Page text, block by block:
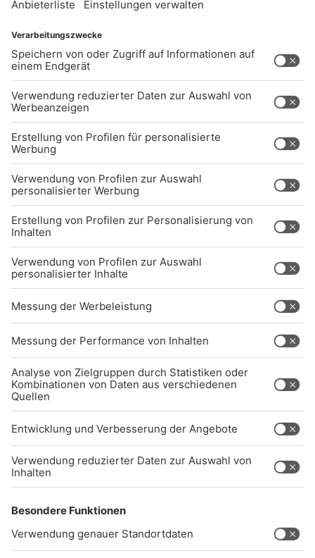
Tipp 27: Biologische
Kaffeekapseln
Pro Jahr fallen weltweit 8000 Tonnen Müll allein
Nespresso versuchen schon möglichst viel
Alukapsel zu recyclen - da werden zum Beispiel
Motorblöcke, Fensterrahmen und Fahrräder
gemacht, aber einfacher ist es, Alukapseln erst
gar nicht zu kaufen!
Immer mehr Firmen stellen kompostierbare
MyCoffeeCup, la Coppa oder rezemo. Diese
Kapseln werden aus Holz hergestellt. Heißt, ihr
könnt sie ganz einfach im Biomüll entsorgen.
Das Beste dran: Die Kapseln passen in jede
Nespressomaschine, weil sie die gleiche Größe
haben und sie sind im Vergleich billiger!
Während eine Nespressokapsel zwischen 40 und
50 Cent kostet, liegt die nachhaltigere Variante
bei rund 30 Cent.
Tipp 28: Händewaschen
Dreht den Heißwasserregler am Waschbecken
Wasser die Hände!
meisten von uns waschen ihre Hände mit einer
genau so viel! Hauptsache ihr seift die Hände